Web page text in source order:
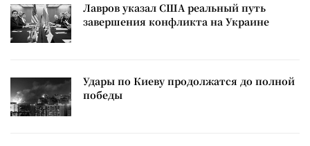
Лавров указал США реальный путь
завершения конфликта на Украине
Удары по Киеву продолжатся до полной
победы